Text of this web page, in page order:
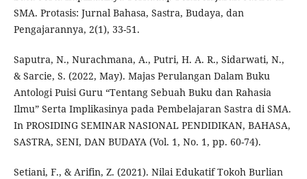
SMA. Protasis: Jurnal Bahasa, Sastra, Budaya, dan
Pengajarannya, 2(1), 33-51.
Saputra, N., Nurachmana, A., Putri, H. A. R., Sidarwati, N.,
& Sarcie, S. (2022, May). Majas Perulangan Dalam Buku
Antologi Puisi Guru “Tentang Sebuah Buku dan Rahasia
Ilmu” Serta Implikasinya pada Pembelajaran Sastra di SMA.
In PROSIDING SEMINAR NASIONAL PENDIDIKAN, BAHASA,
SASTRA, SENI, DAN BUDAYA (Vol. 1, No. 1, pp. 60-74).
Setiani, F., & Arifin, Z. (2021). Nilai Edukatif Tokoh Burlian